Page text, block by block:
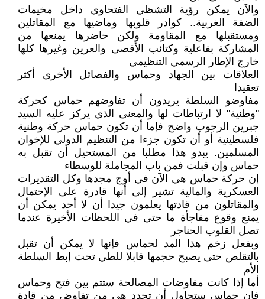
والآن يمكن رؤية التشظي الفتحاوي داخل مخيمات
الضفة الغربية.. كوادر قلوبها وماضيها مع المقاتلين
ومستقبلها مع المقاومة ولكن حاضرها يمنعها من
المشاركة بفاعلية وكتائب الأقصى والعرين وغيرها كلها
خارج الإطار الرسمي التنظيمي
العلاقات بين الجهاد وحماس والفصائل الأخرى أكثر
تعقيدا
مفاوضو السلطة يريدون أن تفاوضهم حماس كحركة
"وطنية" لا ارتباطات لها والمعنى الذي يركز عليه السيد
جبرين الرجوب واضح فإما أن تكون حماس حركة وطنية
فلسطينية أو أن تكون جزءا من التنظيم الدولي للإخوان
المسلمين. يبدو هذا مطلبا من المستحيل أن تقبل به
حماس وإن قبلت فمن باب المجاملة للوسطاء
إن حركة حماس هي الآن في أوج مجدها وكل التقديرات
العسكرية والمالية تشير إلى أنها قادرة على الإحتمال
والمقاتلون من قادتها يعلمون جيدا أن لا أحد يمكن أن
يمنع وقوع مفاجأة ما حتى في اللحظات الأخيرة عندما
تصل القلوب الحناجر
وبفعل زخم هذا المد لحماس فإنها لا يمكن أن تقبل
بالتقلص حتى يصبح حجمها قابلا للطي تحت إبط السلطة
الأم
أما إذا كانت مفاوضات المصالحة ستتم بين فتح وحماس
فإن حماس ستحاول أن تحدد هي من تفاوض من قادة